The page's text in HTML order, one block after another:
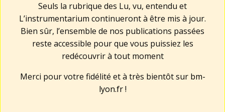
Seuls la rubrique des Lu, vu, entendu et
L’instrumentarium continueront à être mis à jour.
Bien sûr, l’ensemble de nos publications passées
reste accessible pour que vous puissiez les
redécouvrir à tout moment
Merci pour votre fidélité et à très bientôt sur bm-
lyon.fr!